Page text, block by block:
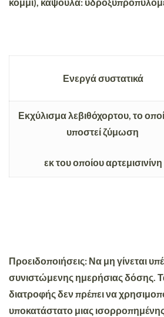
Ενεργά συστατικά
Εκχύλισμα λεβιθόχορτου, το
υποστεί ζύμωση
εκ του οποίου αρτεμισινίνη
Προειδοποιήσεις: Να μη γίνεται
συνιστώμενης ημερήσιας δόσης.
διατροφής δεν πρέπει να
υποκατάστατο μιας